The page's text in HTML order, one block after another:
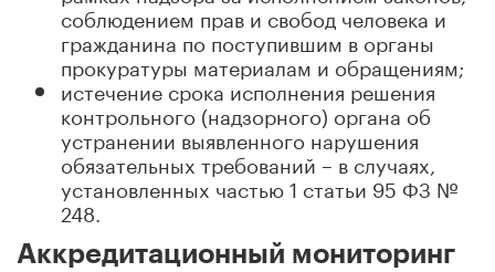
соблюдением прав и свобод человека и
гражданина по поступившим в органы
прокуратуры материалам и обращениям;
истечение срока исполнения решения
контрольного (надзорного) органа об
устранении выявленного нарушения
обязательных требований – в случаях,
установленных частью 1 статьи 95 ФЗ №
248.
Аккредитационный мониторинг